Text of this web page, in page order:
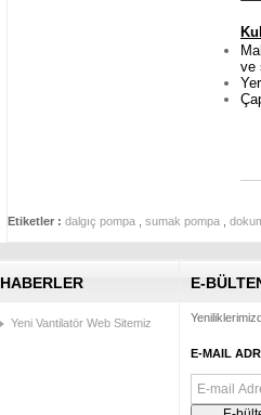
ve
Etiketler : dalgıç pompa sumak pompa
HABERLER
Yeni Vantilatör Web Sitemiz
E-
E-MAIL